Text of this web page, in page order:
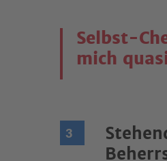
Selbst-
mich